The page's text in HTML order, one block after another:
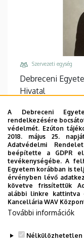
Szervezeti egység
Debreceni
Hivatal
+36 52 512 985 /
Email
Cím
4028 Debrecen,
Épület, emelet, ajtó
Informatikai Kar
Website
A Debreceni
rendelkezésére
védelmét. Ezúton
2018. május 25.
Adatvédelmi
beépítette a GDPR
tevékenységébe. A
Egyetem korábban is
érvényben lévő
követve frissítettük
alábbi linkre
Kancellária WAV
További információk
Nélkülözhetetlen